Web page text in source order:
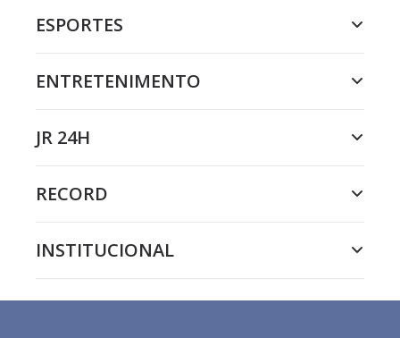
ESPORTES
ENTRETENIMENTO
JR 24H
RECORD
INSTITUCIONAL